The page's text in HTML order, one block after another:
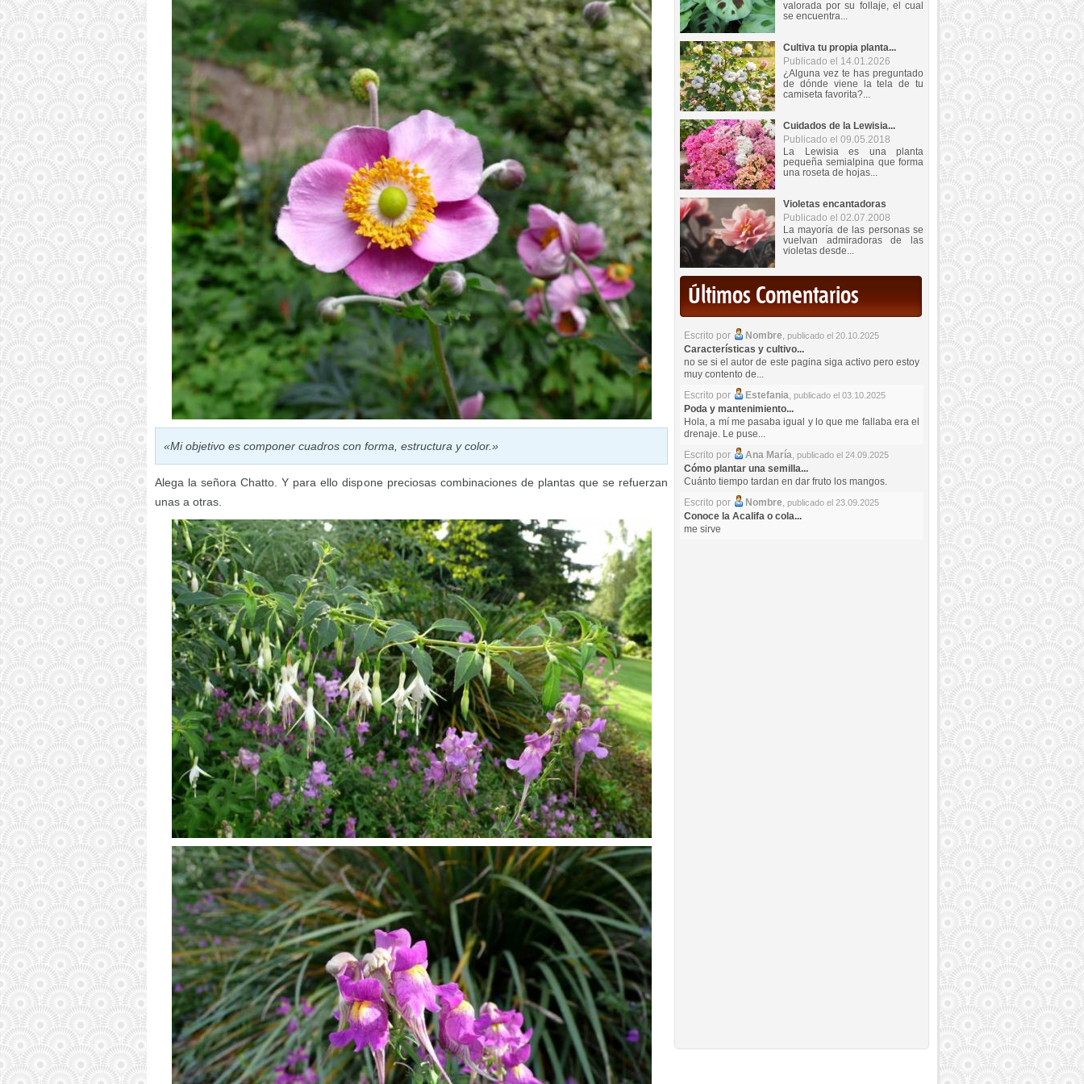
«Mi objetivo es componer cuadros con forma, estructura y color.»
Alega la señora Chatto. Y para ello dispone preciosas combinaciones de plantas que se refuerzan
unas a otras.
valorada por su follaje, el cual
se encuentra...
Cultiva tu propia planta...
Publicado el 14.01.2026
¿Alguna vez te has preguntado
de dónde viene la tela de tu
camiseta favorita?...
Cuidados de la Lewisia...
Publicado el 09.05.2018
La Lewisia es una planta
pequeña semialpina que forma
una roseta de hojas...
Violetas encantadoras
Publicado el 02.07.2008
La mayoría de las personas se
vuelvan admiradoras de las
violetas desde...
Últimos Comentarios
Escrito por Nombre, publicado el 20.10.2025
Características y cultivo...
no se si el autor de este pagina siga activo pero estoy
muy contento de...
Escrito por
Estefania, publicado el 03.10.2025
Poda y mantenimiento...
Hola, a mí me pasaba igual y lo que me fallaba era el
drenaje. Le puse...
Escrito por
Ana María, publicado el 24.09.2025
Cómo plantar una semilla...
Cuánto tiempo tardan en dar fruto los mangos.
Escrito por
Nombre, publicado el 23.09.2025
Conoce la Acalifa o cola...
me sirve